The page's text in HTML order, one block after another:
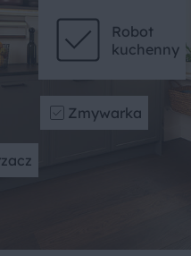
Zmywarka
Robot
kuchenny